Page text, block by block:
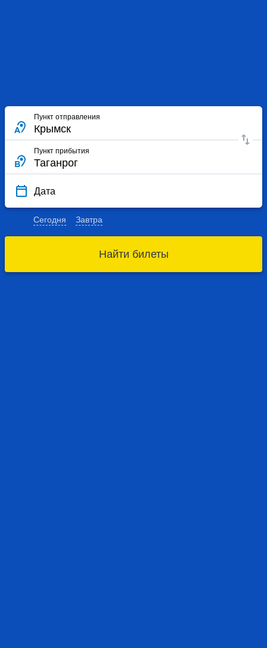
Пункт отправления
Пункт прибытия
Дата
Сегодня Завтра
Найти билеты